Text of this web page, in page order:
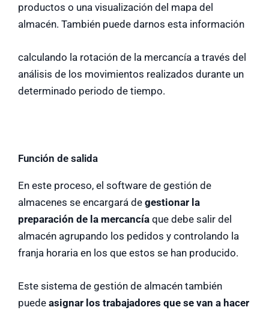
productos o una visualización del mapa del
almacén. También puede darnos esta información
calculando la rotación de la mercancía a través del
análisis de los movimientos realizados durante un
determinado periodo de tiempo.
Función de salida
En este proceso, el software de gestión de
almacenes se encargará de gestionar la
preparación de la mercancía que debe salir del
almacén agrupando los pedidos y controlando la
franja horaria en los que estos se han producido.
Este sistema de gestión de almacén también
puede asignar los trabajadores que se van a hacer